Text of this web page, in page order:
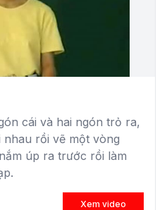
cái và hai ngón trỏ ra,
rồi vẽ một vòng
úp ra trước rồi làm
Xem video